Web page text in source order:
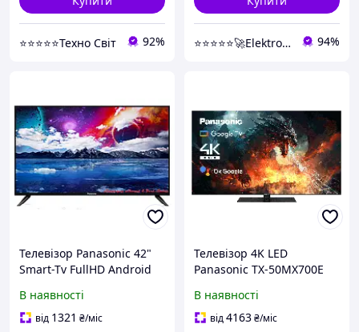
⭐⭐⭐⭐⭐Техно Світ 92% ⭐⭐⭐⭐⭐🚀Elektroniki-net 94%
Телевізор Panasonic 42"
Smart-Tv FullHD Android
управлінням
В наявності
від 1321 ₴/міс
Телевізор 4K LED
Panasonic TX-50MX700E
В наявності
від4163₴/міс